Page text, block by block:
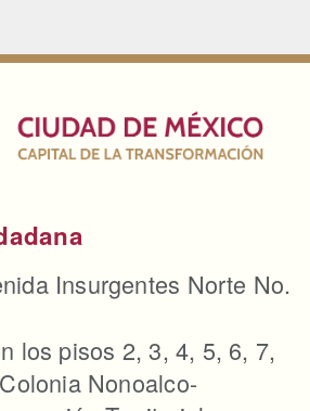
Insurgentes Norte No.
los pisos 2, 3, 4, 5, 6, 7,
Nonoalco-